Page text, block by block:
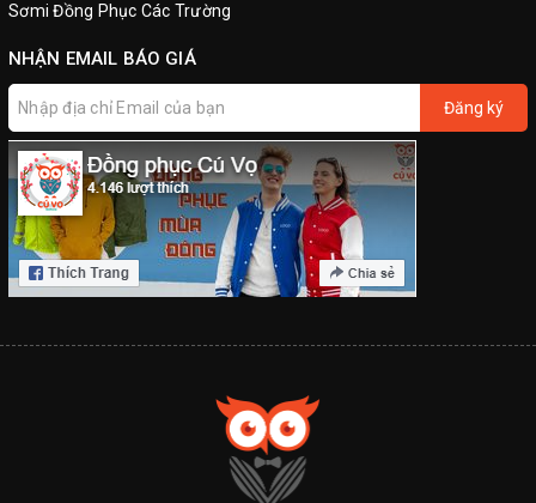
Sơmi Đồng Phục Các Trường
NHẬN EMAIL BÁO GIÁ
Đăng ký